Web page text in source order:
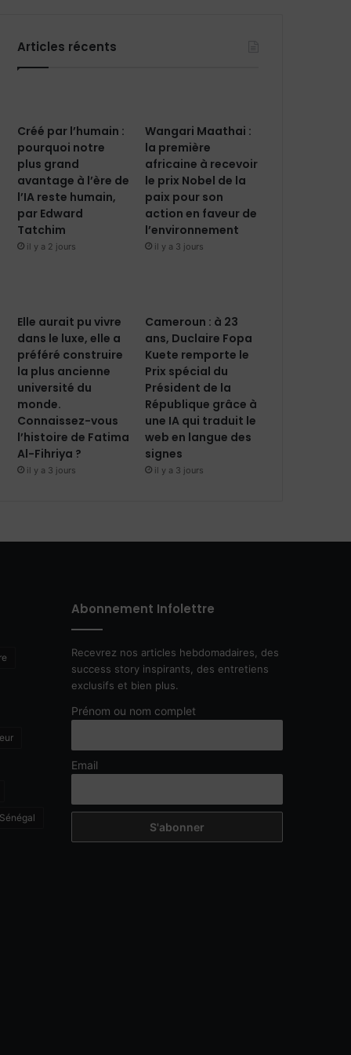
Articles récents
Créé par l’humain :
pourquoi notre
plus grand
avantage à l’ère de
l’IA reste humain,
par Edward
Tatchim
il y a 2 jours
Wangari Maathai :
la première
africaine à recevoir
le prix Nobel de la
paix pour son
action en faveur de
l’environnement
il y a 3 jours
Elle aurait pu vivre
dans le luxe, elle a
préféré construire
la plus ancienne
université du
monde.
Connaissez-vous
l’histoire de Fatima
Al-Fihriya ?
il y a 3 jours
Cameroun : à 23
ans, Duclaire Fopa
Kuete remporte le
Prix spécial du
Président de la
République grâce à
une IA qui traduit le
web en langue des
signes
il y a 3 jours
Sénégal
Abonnement Infolettre
Recevrez nos articles hebdomadaires, des
success story inspirants, des entretiens
exclusifs et bien plus.
Prénom ou nom complet
Email